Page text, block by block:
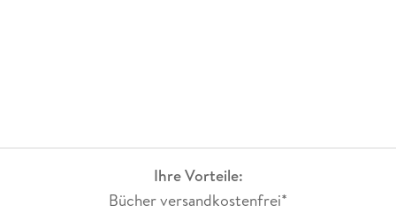
Ihre Vorteile:
Bücher versandkostenfrei*